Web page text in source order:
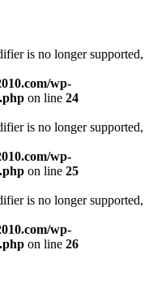
is no longer supported,
wp-
on line 24
is no longer supported,
wp-
on line 25
is no longer supported,
wp-
on line 26